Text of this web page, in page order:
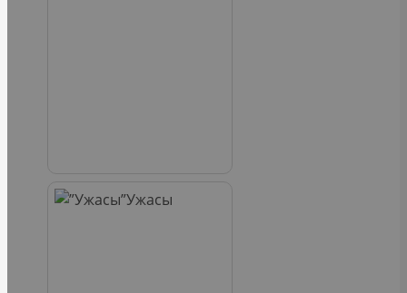
Ужасы